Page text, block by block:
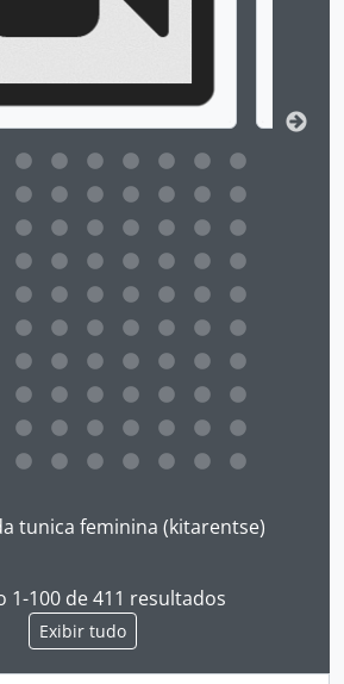
tunica feminina (kitarentse)
1-100 de 411 resultados
Exibir tudo